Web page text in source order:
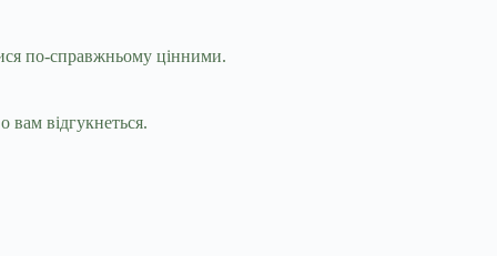
по-справжньому цінними.
вам відгукнеться.